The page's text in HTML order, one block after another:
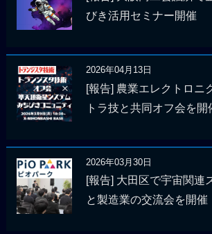
びき活用セミナー開催
2026年04月13日
[報告] 農業エレクトロニ
トラ技と共同オフ会を開
2026年03月30日
[報告] 大田区で宇宙関連
と製造業の交流会を開催